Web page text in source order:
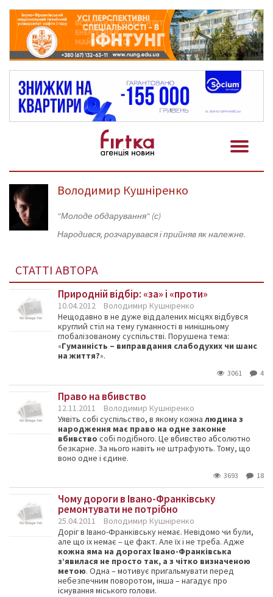
Володимир Кушніренко
"Молоде обдарування" (с)
Народився, розчарувався і прийняв як належне.
СТАТТІ АВТОРА
Природній відбір: «за» і «проти»
10.04.2012
Володимир Кушніренко
Нещодавно в не дуже віддалених місцях відбувся
круглий стіл на тему гуманності в нинішньому
глобалізованому суспільстві. Порушена тема:
«Гуманність – виправдання слабодухих чи шанс
на життя?».
3061 4
Право на вбивство
12.11.2011
Володимир Кушніренко
Уявіть собі суспільство, в якому кожна людина з
народження має право на одне законне
вбивство собі подібного. Це вбивство абсолютно
безкарне. За нього навіть не штрафують. Тому, що
воно одне і єдине.
3693 18
Чому дороги в Івано-Франківську
ремонтувати не потрібно
25.04.2011
Володимир Кушніренко
Доріг в Івано-Франківську немає. Невідомо чи були,
але що іх немає – це факт. Але їх і не треба. Адже
кожна яма на дорогах Івано-Франківська
з’явилася не просто так, а з чітко визначеною
метою. Одна – мотивує пригальмувати перед
небезпечним поворотом, інша – нагадує про
існування міського голови.